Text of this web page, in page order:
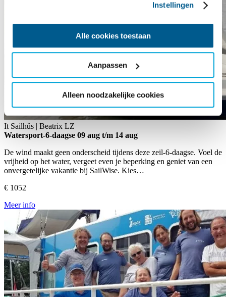
Instellingen
Alle cookies toestaan
Aanpassen
Alleen noodzakelijke cookies
It Sailhûs | Beatrix LZ
Watersport-6-daagse 09 aug t/m 14 aug
De wind maakt geen onderscheid tijdens deze zeil-6-daagse. Voel de
vrijheid op het water, vergeet even je beperking en geniet van een
onvergetelijke vakantie bij SailWise. Kies…
€ 1052
Meer info